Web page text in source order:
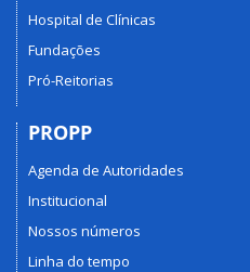
Hospital de Clínicas
Fundações
Pró-Reitorias
PROPP
Agenda de Autoridades
Institucional
Nossos números
Linha do tempo